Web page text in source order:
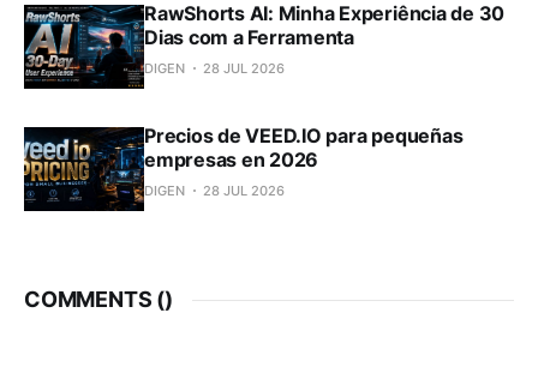
RawShorts AI: Minha Experiência de 30
Dias com a Ferramenta
DIGEN 28 JUL 2026
Precios de VEED.IO para pequeñas
empresas en 2026
DIGEN 28 JUL 2026
COMMENTS ()